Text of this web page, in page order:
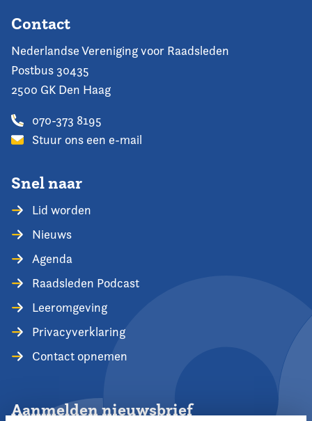
Contact
Nederlandse Vereniging voor Raadsleden
Postbus 30435
2500 GK Den Haag
070-373 8195
Stuur ons een e-mail
Snel naar
Lid worden
Nieuws
Agenda
Raadsleden Podcast
Leeromgeving
Privacyverklaring
Contact opnemen
Aanmelden nieuwsbrief